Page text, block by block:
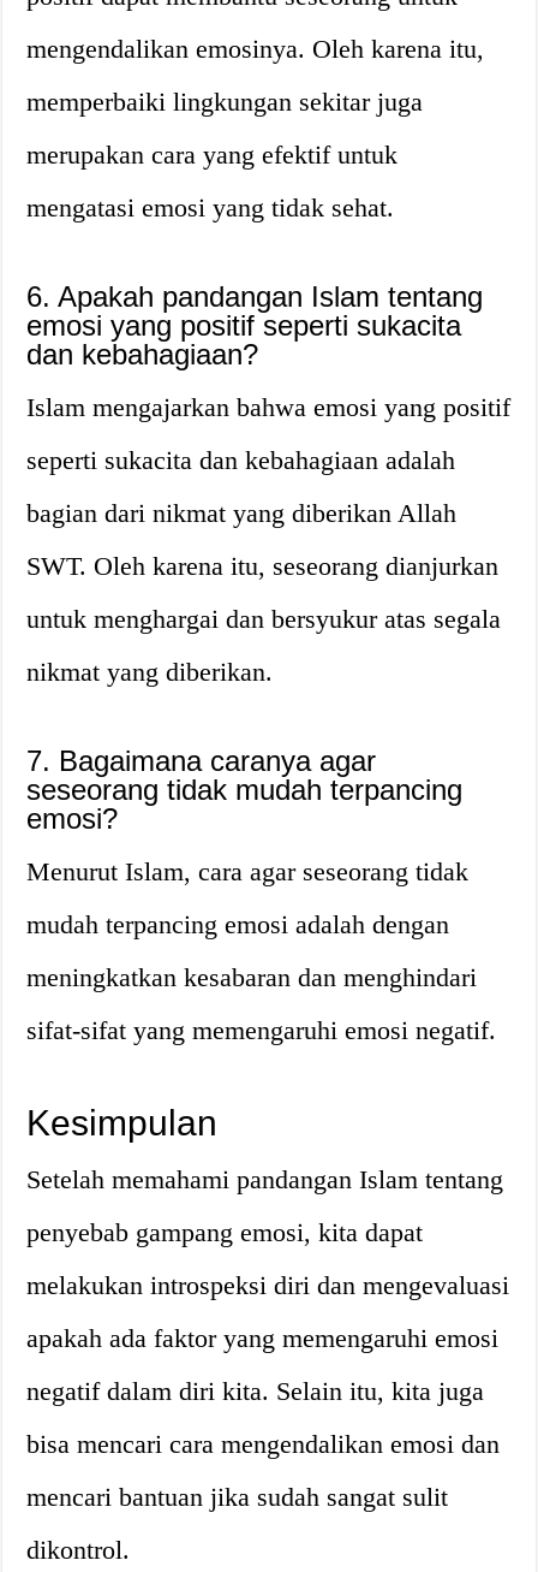
mengendalikan emosinya. Oleh karena itu,
memperbaiki lingkungan sekitar juga
merupakan cara yang efektif untuk
mengatasi emosi yang tidak sehat.
6. Apakah pandangan Islam tentang
emosi yang positif seperti sukacita
dan kebahagiaan?
Islam mengajarkan bahwa emosi yang positif
seperti sukacita dan kebahagiaan adalah
bagian dari nikmat yang diberikan Allah
SWT. Oleh karena itu, seseorang dianjurkan
untuk menghargai dan bersyukur atas segala
nikmat yang diberikan.
7. Bagaimana caranya agar
seseorang tidak mudah terpancing
emosi?
Menurut Islam, cara agar seseorang tidak
mudah terpancing emosi adalah dengan
meningkatkan kesabaran dan menghindari
sifat-sifat yang memengaruhi emosi negatif.
Kesimpulan
Setelah memahami pandangan Islam tentang
penyebab gampang emosi, kita dapat
melakukan introspeksi diri dan mengevaluasi
apakah ada faktor yang memengaruhi emosi
negatif dalam diri kita. Selain itu, kita juga
bisa mencari cara mengendalikan emosi dan
mencari bantuan jika sudah sangat sulit
dikontrol.